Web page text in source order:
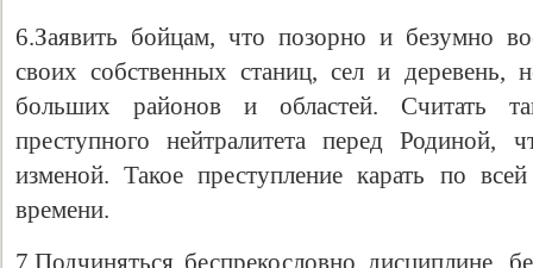
6.Заявить бойцам, что позорно и безумно
своих собственных станиц, сел и деревень,
больших районов и областей. Считать
преступного нейтралитета перед Родиной,
изменой. Такое преступление карать по
времени.
7.Подчиняться беспрекословно дисциплине,